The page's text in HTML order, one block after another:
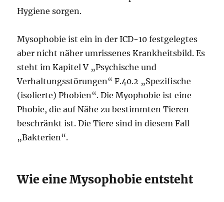
Hygiene sorgen.
Mysophobie ist ein in der ICD-10 festgelegtes
aber nicht näher umrissenes Krankheitsbild. Es
steht im Kapitel V „Psychische und
Verhaltungsstörungen“ F.40.2 „Spezifische
(isolierte) Phobien“. Die Myophobie ist eine
Phobie, die auf Nähe zu bestimmten Tieren
beschränkt ist. Die Tiere sind in diesem Fall
„Bakterien“.
Wie eine Mysophobie entsteht